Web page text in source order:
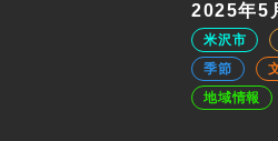
2025年5
米沢市
季節
地域情報